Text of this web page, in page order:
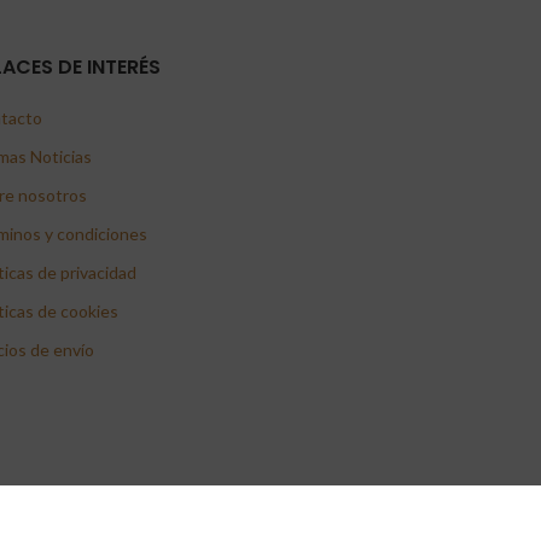
DE INTERÉS
Noticias
nosotros
y condiciones
de privacidad
de cookies
de envío